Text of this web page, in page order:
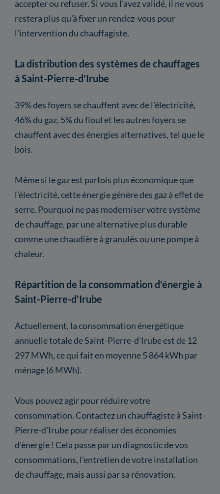
accepter ou refuser. Si vous l'avez validé, il ne vous
restera plus qu'à fixer un rendez-vous pour
l'intervention du chauffagiste.
La distribution des systèmes de chauffages
à Saint-Pierre-d'Irube
39% des foyers se chauffent avec de l'électricité,
46% du gaz, 5% du fioul et les autres foyers se
chauffent avec des énergies alternatives, tel que le
bois.
Même si le gaz est parfois plus économique que
l'électricité, cette énergie génère des gaz à effet de
serre. Pourquoi ne pas moderniser votre système
de chauffage, par une alternative plus durable
comme une chaudière à granulés ou une pompe à
chaleur.
Répartition de la consommation d'énergie à
Saint-Pierre-d'Irube
Actuellement, la consommation énergétique
annuelle totale de Saint-Pierre-d'Irube est de 12
297 MWh, ce qui fait en moyenne 5 864 kWh par
ménage (6 MWh).
Vous pouvez agir pour réduire votre
consommation. Contactez un chauffagiste à Saint-
Pierre-d'Irube pour réaliser des économies
d'énergie ! Cela passe par un diagnostic de vos
consommations, l'entretien de votre installation
de chauffage, mais aussi par sa rénovation.